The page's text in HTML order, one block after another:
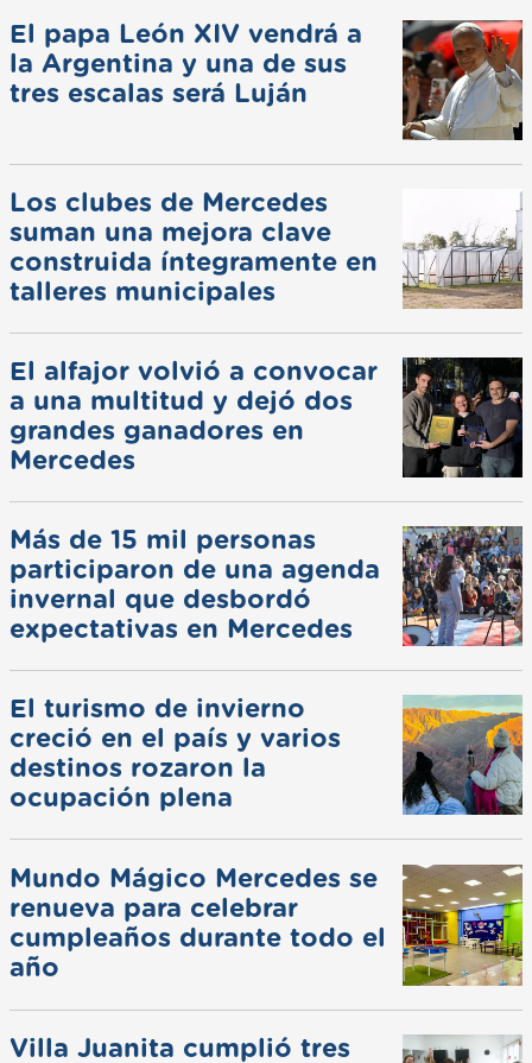
El papa León XIV vendrá a
la Argentina y una de sus
tres escalas será Luján
Los clubes de Mercedes
suman una mejora clave
construida íntegramente en
talleres municipales
El alfajor volvió a convocar
a una multitud y dejó dos
grandes ganadores en
Mercedes
Más de 15 mil personas
participaron de una agenda
invernal que desbordó
expectativas en Mercedes
El turismo de invierno
creció en el país y varios
destinos rozaron la
ocupación plena
Mundo Mágico Mercedes se
renueva para celebrar
cumpleaños durante todo el
año
Villa Juanita cumplió tres